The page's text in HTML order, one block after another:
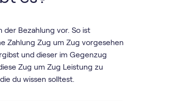
Bezahlung vor. So ist
Zahlung Zug um Zug vorgesehen
und dieser im Gegenzug
Zug um Zug Leistung zu
du wissen solltest.